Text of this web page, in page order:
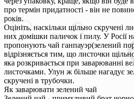
про термін придатності - він не
років.
Оцініть, наскільки щільно скручені
них домішки паличок і пилу. У Росії
пропонують чай ганпауэр(зелений
відрізняється тим, що листочки
яка розкривається при заварюванні
листочками. Улун ж більше нагадує
скручені в трубочки.
Як заварювати зелений чай